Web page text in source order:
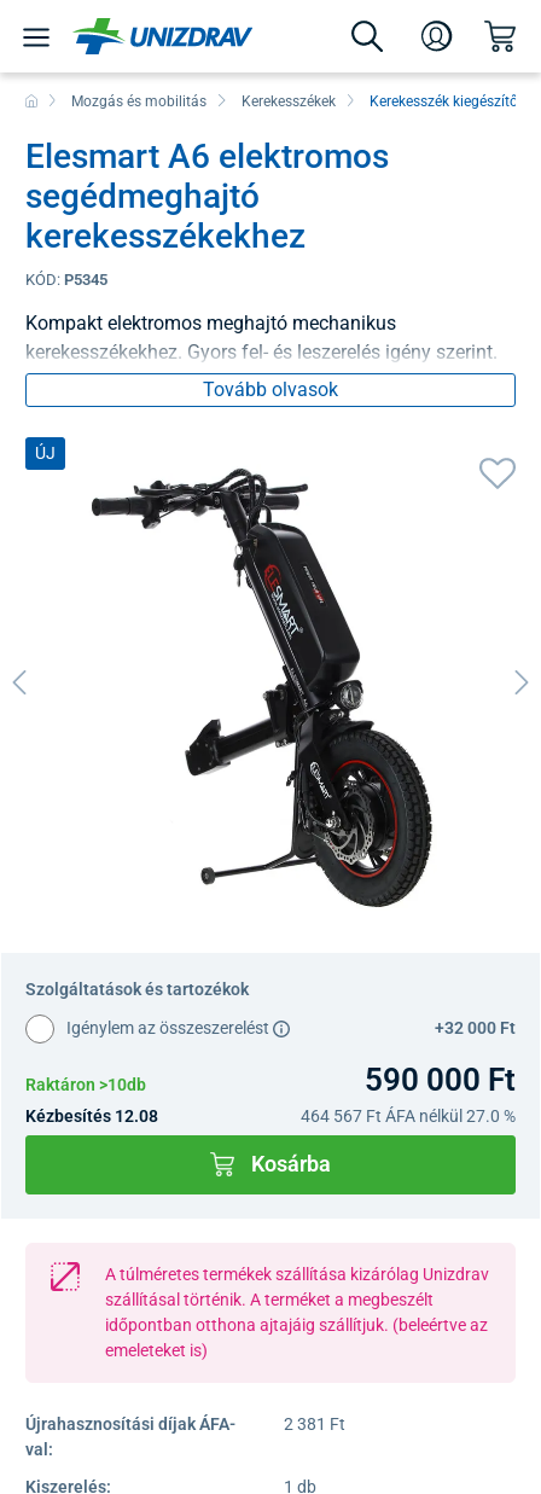
Mozgás és mobilitás Kerekesszékek Kerekesszék kiegészítők
Elesmart A6 elektromos
segédmeghajtó
kerekesszékekhez
KÓD: P5345
Kompakt elektromos meghajtó mechanikus
kerekesszékekhez. Gyors fel- és leszerelés igény szerint.
Tovább olvasok
ÚJ
Szolgáltatások és tartozékok
Igénylem az összeszerelést +32 000 Ft
Raktáron >10db 590 000 Ft
Kézbesítés 12.08 464 567 Ft ÁFA nélkül 27.0 %
Kosárba
A túlméretes termékek szállítása kizárólag Unizdrav
szállításal történik. A terméket a megbeszélt
időpontban otthona ajtajáig szállítjuk. (beleértve az
emeleteket is)
Újrahasznosítási díjak ÁFA-
val:
2 381 Ft
Kiszerelés:
1 db